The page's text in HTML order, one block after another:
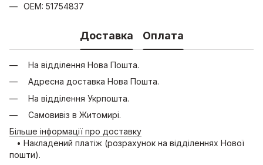
OEM: 51754837
Доставка Оплата
На відділення Нова Пошта.
Адресна доставка Нова Пошта.
На відділення Укрпошта.
Самовивіз в Житомирі.
Більше інформації про доставку
• Накладений платіж (розрахунок на відділеннях Нової
пошти).